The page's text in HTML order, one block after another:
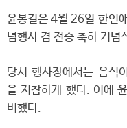
윤봉길은 4월 26일 한인
념행사 겸 전승 축하 기념
당시 행사장에서는 음식
을 지참하게 했다. 이에
비했다.